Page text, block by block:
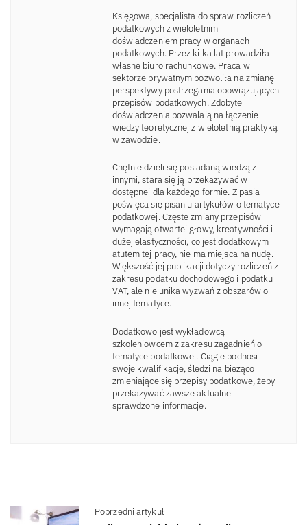
Księgowa, specjalista do spraw rozliczeń
podatkowych z wieloletnim
doświadczeniem pracy w organach
podatkowych. Przez kilka lat prowadziła
własne biuro rachunkowe. Praca w
sektorze prywatnym pozwoliła na zmianę
perspektywy postrzegania obowiązujących
przepisów podatkowych. Zdobyte
doświadczenia pozwalają na łączenie
wiedzy teoretycznej z wieloletnią praktyką
w zawodzie.
Chętnie dzieli się posiadaną wiedzą z
innymi, stara się ją przekazywać w
dostępnej dla każdego formie. Z pasja
poświęca się pisaniu artykułów o tematyce
podatkowej. Częste zmiany przepisów
wymagają otwartej głowy, kreatywności i
dużej elastyczności, co jest dodatkowym
atutem tej pracy, nie ma miejsca na nudę.
Większość jej publikacji dotyczy rozliczeń z
zakresu podatku dochodowego i podatku
VAT, ale nie unika wyzwań z obszarów o
innej tematyce.
Dodatkowo jest wykładowcą i
szkoleniowcem z zakresu zagadnień o
tematyce podatkowej. Ciągle podnosi
swoje kwalifikacje, śledzi na bieżąco
zmieniające się przepisy podatkowe, żeby
przekazywać zawsze aktualne i
sprawdzone informacje.
Poprzedni artykuł